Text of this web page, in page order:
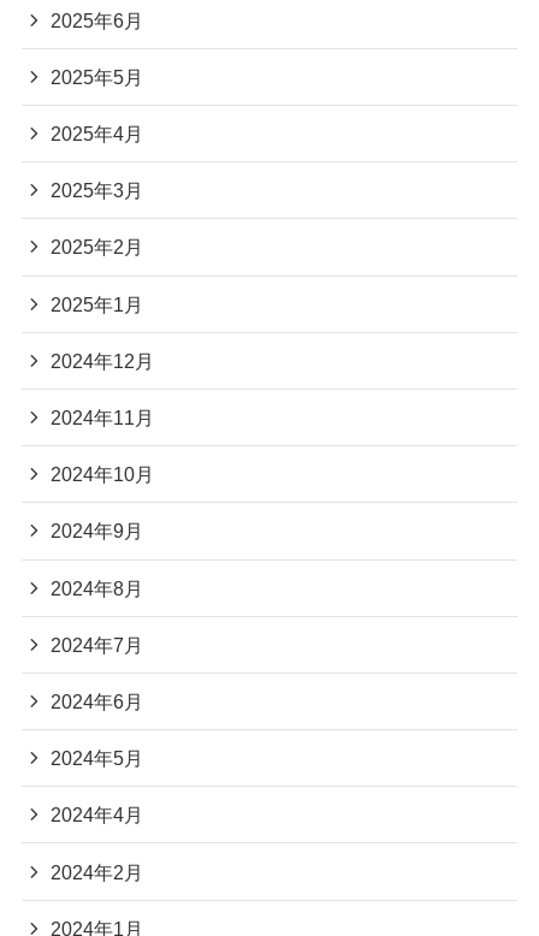
2025年6月
2025年5月
2025年4月
2025年3月
2025年2月
2025年1月
2024年12月
2024年11月
2024年10月
2024年9月
2024年8月
2024年7月
2024年6月
2024年5月
2024年4月
2024年2月
2024年1月